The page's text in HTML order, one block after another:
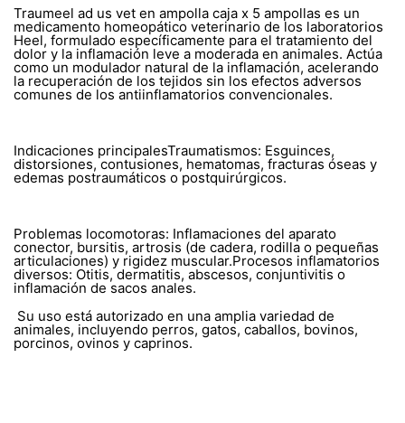
Traumeel ad us vet en ampolla caja x 5 ampollas es un
medicamento homeopático veterinario de los laboratorios
Heel, formulado específicamente para el tratamiento del
dolor y la inflamación leve a moderada en animales. Actúa
como un modulador natural de la inflamación, acelerando
la recuperación de los tejidos sin los efectos adversos
comunes de los antiinflamatorios convencionales.
Indicaciones principalesTraumatismos: Esguinces,
distorsiones, contusiones, hematomas, fracturas óseas y
edemas postraumáticos o postquirúrgicos.
Problemas locomotoras: Inflamaciones del aparato
conector, bursitis, artrosis (de cadera, rodilla o pequeñas
articulaciones) y rigidez muscular.Procesos inflamatorios
diversos: Otitis, dermatitis, abscesos, conjuntivitis o
inflamación de sacos anales.
Su uso está autorizado en una amplia variedad de
animales, incluyendo perros, gatos, caballos, bovinos,
porcinos, ovinos y caprinos.